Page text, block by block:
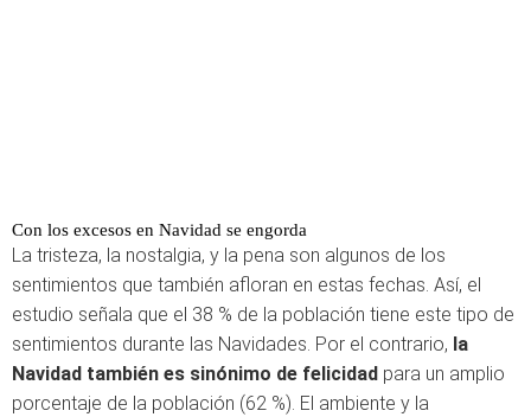
Con los excesos en Navidad se engorda
La tristeza, la nostalgia, y la pena son algunos de los
sentimientos que también afloran en estas fechas. Así, el
estudio señala que el 38 % de la población tiene este tipo de
sentimientos durante las Navidades. Por el contrario, la
Navidad también es sinónimo de felicidad para un amplio
porcentaje de la población (62 %). El ambiente y la